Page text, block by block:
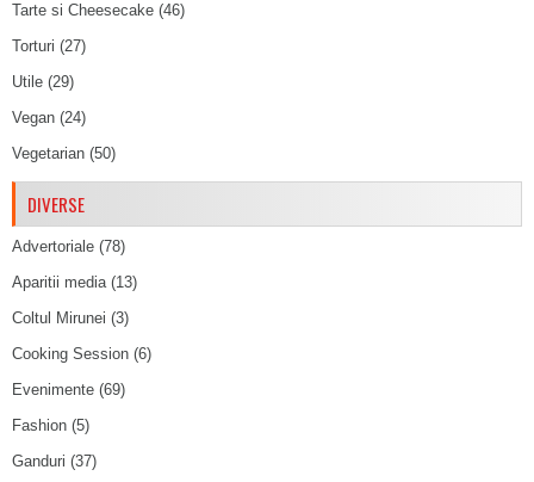
Tarte si Cheesecake (46)
Torturi (27)
Utile (29)
Vegan (24)
Vegetarian (50)
DIVERSE
Advertoriale (78)
Aparitii media(13)
Coltul Mirunei (3)
Cooking Session (6)
Evenimente (69)
Fashion (5)
Ganduri (37)